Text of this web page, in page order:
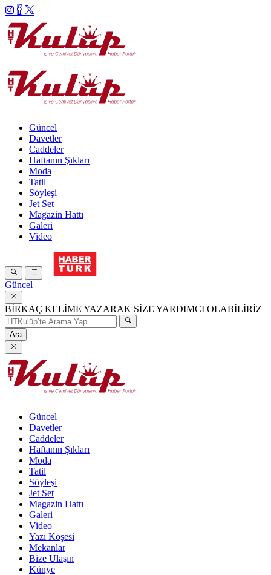
Güncel
Davetler
Caddeler
Haftanın Şıkları
Moda
Tatil
Söyleşi
Jet Set
Magazin Hattı
Galeri
Video
Güncel
BİRKAÇ KELİME YAZARAK SİZE YARDIMCI OLABİLİRİZ
Ara
Güncel
Davetler
Caddeler
Haftanın Şıkları
Moda
Tatil
Söyleşi
Jet Set
Magazin Hattı
Galeri
Video
Yazı Köşesi
Mekanlar
Bize Ulaşın
Künye